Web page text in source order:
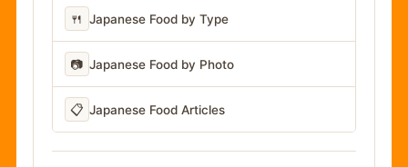
🍴 Japanese Food by Type
📷 Japanese Food by Photo
📋 Japanese Food Articles